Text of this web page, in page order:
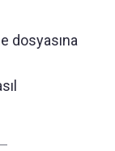
dosyasına